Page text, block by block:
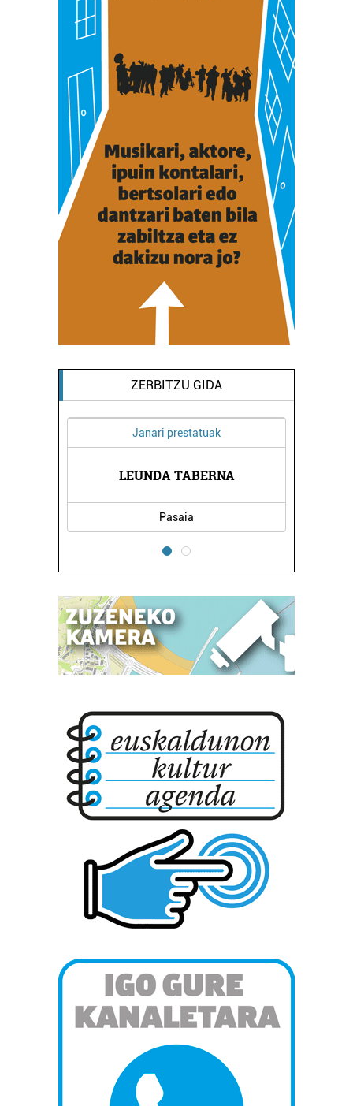
ZERBITZU GIDA
Janari prestatuak
LEUNDA TABERNA
Pasaia